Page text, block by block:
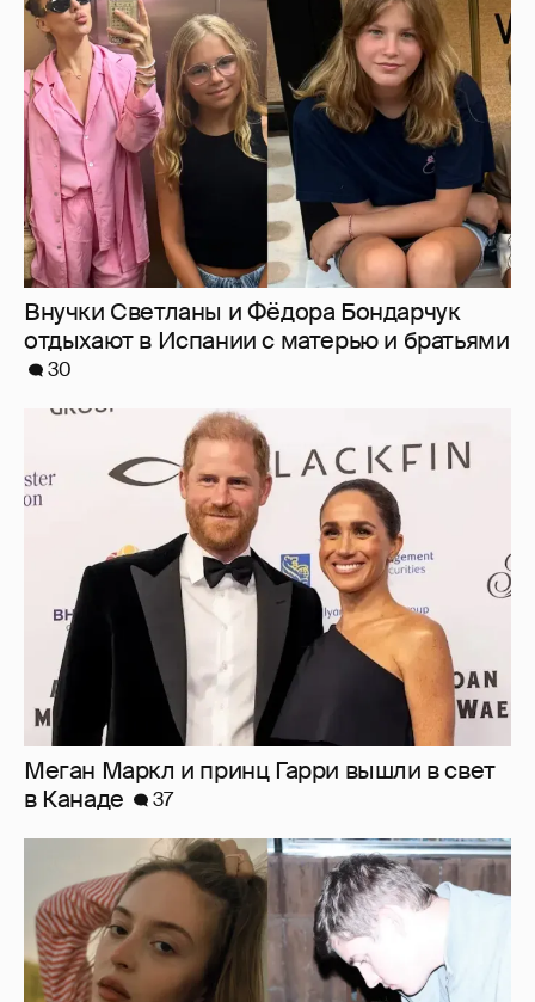
Внучки Светланы и Фёдора Бондарчук
отдыхают в Испании с матерью и братьями
30
Меган Маркл и принц Гарри вышли в свет
в Канаде
Внучка Никиты Михалкова Наталья с
мужем и сыном отдыхает на яхте